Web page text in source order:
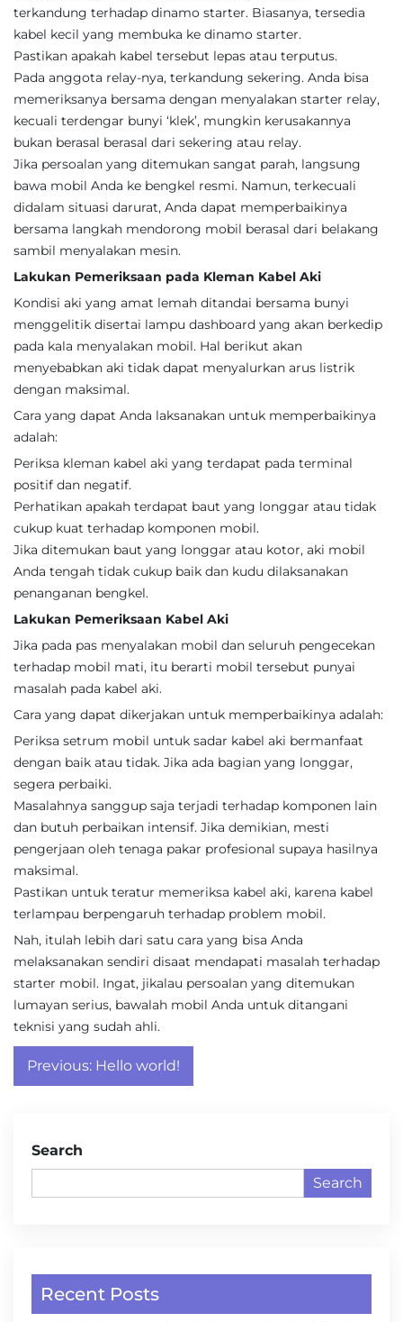
terkandung terhadap dinamo starter. Biasanya, tersedia
kabel kecil yang membuka ke dinamo starter.
Pastikan apakah kabel tersebut lepas atau terputus.
Pada anggota relay-nya, terkandung sekering. Anda bisa
memeriksanya bersama dengan menyalakan starter relay,
kecuali terdengar bunyi ‘klek’, mungkin kerusakannya
bukan berasal berasal dari sekering atau relay.
Jika persoalan yang ditemukan sangat parah, langsung
bawa mobil Anda ke bengkel resmi. Namun, terkecuali
didalam situasi darurat, Anda dapat memperbaikinya
bersama langkah mendorong mobil berasal dari belakang
sambil menyalakan mesin.
Lakukan Pemeriksaan pada Kleman Kabel Aki
Kondisi aki yang amat lemah ditandai bersama bunyi
menggelitik disertai lampu dashboard yang akan berkedip
pada kala menyalakan mobil. Hal berikut akan
menyebabkan aki tidak dapat menyalurkan arus listrik
dengan maksimal.
Cara yang dapat Anda laksanakan untuk memperbaikinya
adalah:
Periksa kleman kabel aki yang terdapat pada terminal
positif dan negatif.
Perhatikan apakah terdapat baut yang longgar atau tidak
cukup kuat terhadap komponen mobil.
Jika ditemukan baut yang longgar atau kotor, aki mobil
Anda tengah tidak cukup baik dan kudu dilaksanakan
penanganan bengkel.
Lakukan Pemeriksaan Kabel Aki
Jika pada pas menyalakan mobil dan seluruh pengecekan
terhadap mobil mati, itu berarti mobil tersebut punyai
masalah pada kabel aki.
Cara yang dapat dikerjakan untuk memperbaikinya adalah:
Periksa setrum mobil untuk sadar kabel aki bermanfaat
dengan baik atau tidak. Jika ada bagian yang longgar,
segera perbaiki.
Masalahnya sanggup saja terjadi terhadap komponen lain
dan butuh perbaikan intensif. Jika demikian, mesti
pengerjaan oleh tenaga pakar profesional supaya hasilnya
maksimal.
Pastikan untuk teratur memeriksa kabel aki, karena kabel
terlampau berpengaruh terhadap problem mobil.
Nah, itulah lebih dari satu cara yang bisa Anda
melaksanakan sendiri disaat mendapati masalah terhadap
starter mobil. Ingat, jikalau persoalan yang ditemukan
lumayan serius, bawalah mobil Anda untuk ditangani
teknisi yang sudah ahli.
Post
navigation
Previous: Hello world!
Search
Search
Recent Posts